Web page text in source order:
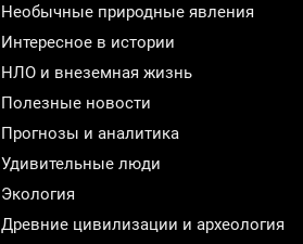
Необычные природные явления
Интересное в истории
НЛО и внеземная жизнь
Полезные новости
Прогнозы и аналитика
Удивительные люди
Экология
Древние цивилизации и археология